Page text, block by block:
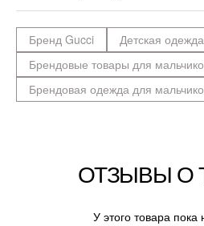
Бренд Gucci
Детская
Брендовые товары для
Брендовая одежда для
ОТЗЫВЫ О
У этого товара пока